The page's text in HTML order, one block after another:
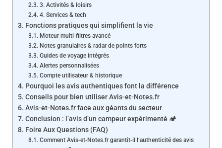
3. Activités & loisirs
4. Services & tech
Fonctions pratiques qui simplifient la vie
Moteur multi-filtres avancé
Notes granulaires & radar de points forts
Guides de voyage intégrés
Alertes personnalisées
Compte utilisateur & historique
Pourquoi les avis authentiques font la différence
Conseils pour bien utiliser Avis-et-Notes.fr
Avis-et-Notes.fr face aux géants du secteur
Conclusion : l’avis d’un campeur expérimenté 🏕️
Foire Aux Questions (FAQ)
Comment Avis-et-Notes.fr garantit-il l’authenticité des avis